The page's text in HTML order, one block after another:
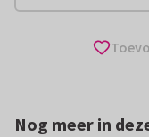
Nog meer in